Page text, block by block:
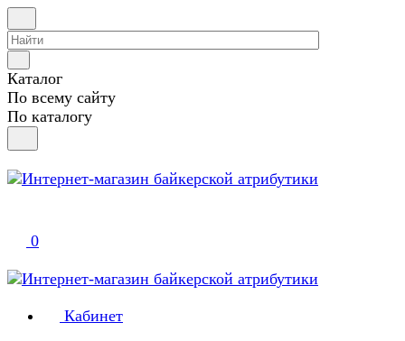
Каталог
По всему сайту
По каталогу
0
Кабинет